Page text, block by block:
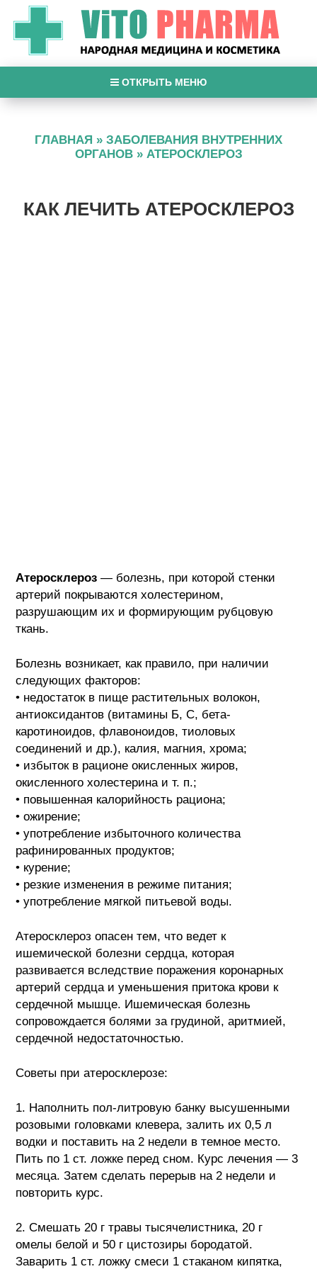
ОТКРЫТЬ МЕНЮ
ГЛАВНАЯ » ЗАБОЛЕВАНИЯ ВНУТРЕННИХ
ОРГАНОВ» АТЕРОСКЛЕРОЗ
КАК ЛЕЧИТЬ АТЕРОСКЛЕРОЗ
Атеросклероз — болезнь, при которой стенки
артерий покрываются холестерином,
разрушающим их и формирующим рубцовую
ткань.
Болезнь возникает, как правило, при наличии
следующих факторов:
• недостаток в пище растительных волокон,
антиоксидантов (витамины Б, С, бета-
каротиноидов, флавоноидов, тиоловых
соединений и др.), калия, магния, хрома;
• избыток в рационе окисленных жиров,
окисленного холестерина и т. п.;
• повышенная калорийность рациона;
• ожирение;
• употребление избыточного количества
рафинированных продуктов;
• курение;
• резкие изменения в режиме питания;
• употребление мягкой питьевой воды.
Атеросклероз опасен тем, что ведет к
ишемической болезни сердца, которая
развивается вследствие поражения коронарных
артерий сердца и уменьшения притока крови к
сердечной мышце. Ишемическая болезнь
сопровождается болями за грудиной, аритмией,
сердечной недостаточностью.
Советы при атеросклерозе:
1. Наполнить пол-литровую банку высушенными
розовыми головками клевера, залить их 0,5 л
водки и поставить на 2 недели в темное место.
Пить по 1 ст. ложке перед сном. Курс лечения — 3
месяца. Затем сделать перерыв на 2 недели и
повторить курс.
2. Смешать 20 г травы тысячелистника, 20 г
омелы белой и 50 г цистозиры бородатой.
Заварить 1 ст. ложку смеси 1 стаканом кипятка,